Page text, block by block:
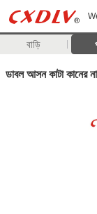
বাড়ি
ডাবল আসন কাটা কানের